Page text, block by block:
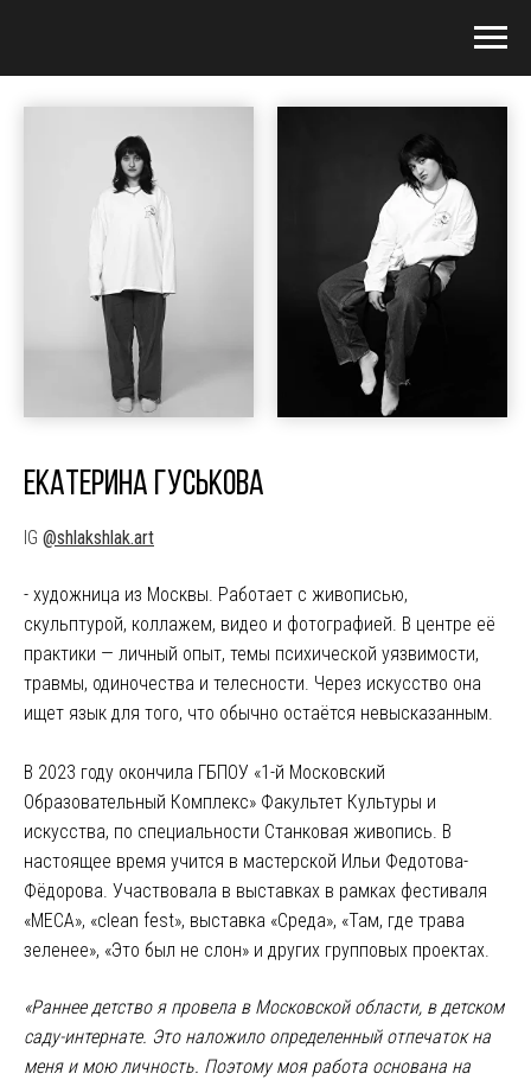
ЕКАТЕРИНА ГУСЬКОВА
IG @shlakshlak.art
- художница из Москвы. Работает с живописью,
скульптурой, коллажем, видео и фотографией. В центре её
практики — личный опыт, темы психической уязвимости,
травмы, одиночества и телесности. Через искусство она
ищет язык для того, что обычно остаётся невысказанным.
В 2023 году окончила ГБПОУ «1-й Московский
Образовательный Комплекс» Факультет Культуры и
искусства, по специальности Станковая живопись. В
настоящее время учится в мастерской Ильи Федотова-
Фёдорова. Участвовала в выставках в рамках фестиваля
«МЕСА», «clean fest», выставка «Среда», «Там, где трава
зеленее», «Это был не слон» и других групповых проектах.
«Раннее детство я провела в Московской области, в детском
саду-интернате. Это наложило определенный отпечаток на
меня и мою личность. Поэтому моя работа основана на